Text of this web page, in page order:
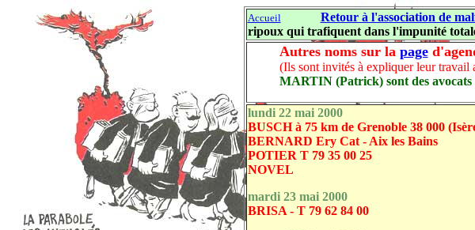
Accueil Retour à l'association de
ripoux qui trafiquent dans l'impunité
Autres noms sur la page
(Ils sont invités à expliquer leur travail
MARTIN (Patrick) sont des avocats
lundi 22 mai 2000
BUSCH à 75 km de Grenoble 38 000
BERNARD Ery Cat - Aix les Bains
POTIER T 79 35 00 25
NOVEL
mardi 23 mai 2000
BRISA - T 79 62 84 00